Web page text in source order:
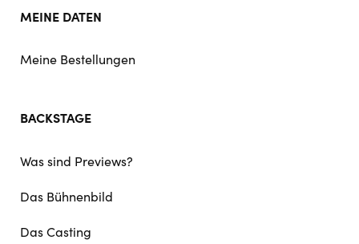
MEINE DATEN
Meine Bestellungen
BACKSTAGE
Was sind Previews?
Das Bühnenbild
Das Casting